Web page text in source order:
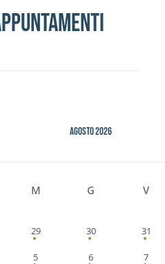
AGOSTO 2026
M G V
29 30 31
5 6 7